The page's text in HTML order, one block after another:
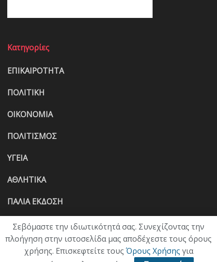
Κατηγορίες
ΕΠΙΚΑΙΡΟΤΗΤΑ
ΠΟΛΙΤΙΚΗ
ΟΙΚΟΝΟΜΙΑ
ΠΟΛΙΤΙΣΜΟΣ
ΥΓΕΙΑ
ΑΘΛΗΤΙΚΑ
ΠΑΛΙΑ ΕΚΔΟΣΗ
Σεβόμαστε την ιδιωτικότητά σας. Συνεχίζοντας την
πλοήγηση στην ιστοσελίδα μας αποδέχεστε τους όρους
χρήσης. Επισκεφτείτε τους Όρους Χρήσης για